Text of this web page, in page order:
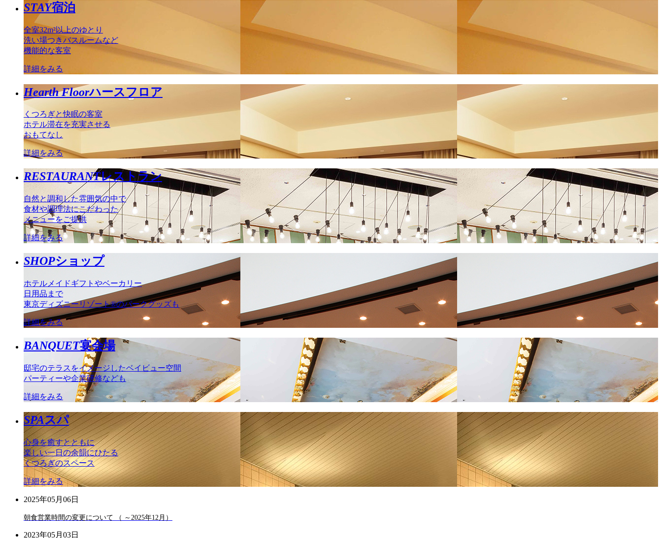
STAY宿泊
全室32m²以上のゆとり
洗い場つきバスルームなど
機能的な客室
詳細をみる
Hearth Floorハースフロア
くつろぎと快眠の客室
ホテル滞在を充実させる
おもてなし
詳細をみる
RESTAURANTレストラン
自然と調和した雰囲気の中で
食材や調理法にこだわった
メニューをご提供
詳細をみる
SHOPショップ
ホテルメイドギフトやベーカリー
日用品まで
東京ディズニーリゾート®のパークグッズも
詳細をみる
BANQUET宴会場
邸宅のテラスをイメージしたベイビュー空間
パーティーや企業研修なども
詳細をみる
SPAスパ
心身を癒すとともに
楽しい一日の余韻にひたる
くつろぎのスペース
詳細をみる
2025年05月06日
朝食営業時間の変更について （ ～2025年12月）
2023年05月03日